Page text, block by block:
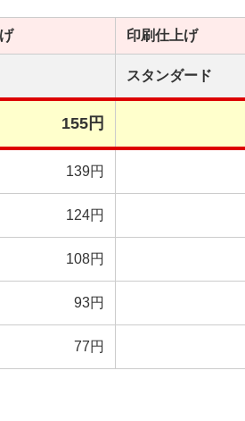
印刷仕上げ
スタンダード
155円
139円
124円
108円
93円
77円